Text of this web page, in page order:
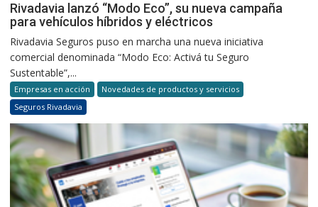
Rivadavia lanzó “Modo Eco”, su nueva campaña
para vehículos híbridos y eléctricos
Rivadavia Seguros puso en marcha una nueva iniciativa
comercial denominada “Modo Eco: Activá tu Seguro
Sustentable”,...
Empresas en acción
Novedades de productos y servicios
Seguros Rivadavia